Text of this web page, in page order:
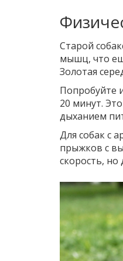
Старой
мышц, что
Золотая
Попробуйте
20 минут.
дыханием
Для собак с
прыжков с
скорость, но